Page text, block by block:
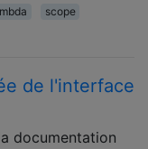
scope
de l'interface
documentation